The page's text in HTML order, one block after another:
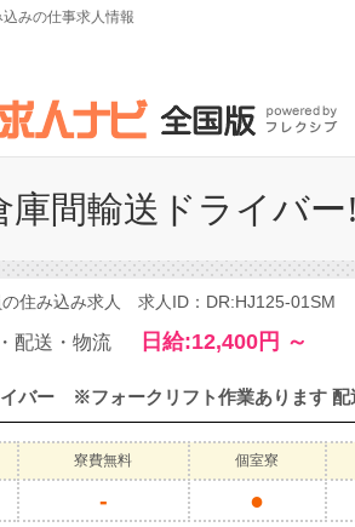
みの仕事求人情報
庫間輸送ドライバ
住み込み求人 求人ID：DR:HJ125-01SM
配送・物流 日給:12,400円 ～
寮費無料 個室寮
- ●